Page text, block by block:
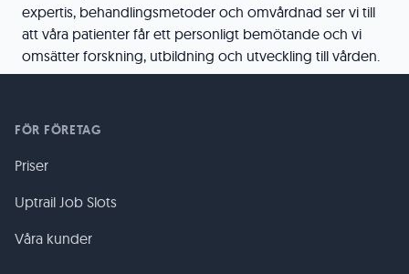
expertis, behandlingsmetoder och omvårdnad ser vi till
att våra patienter får ett personligt bemötande och vi
omsätter forskning, utbildning och utveckling till vården.
FÖR FÖRETAG
Priser
Uptrail Job Slots
Våra kunder